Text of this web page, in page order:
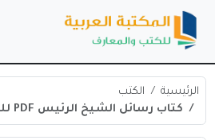
الرئيسية
الكتب
كتاب رسائل الشيخ الرئيس PDF للكاتب ابن سينا